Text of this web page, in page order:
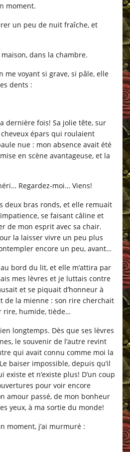
moment.
un peu de nuit fraîche, et
dans la chambre.
me voyant si grave, si pâle, elle
dents :
dernière fois! Sa jolie tête, sur
cheveux épars qui roulaient
nue : mon absence avait été
en scène avantageuse, et la
Regardez-moi… Viens!
deux bras ronds, et elle remuait
se faisant câline et
de mon esprit avec sa chair.
la laisser vivre un peu plus
encore un peu, avant…
au bord du lit, et elle m’attira par
mes lèvres et je luttais contre
et se piquait d’honneur à
de la mienne : son rire cherchait
rire, humide, tiède…
longtemps. Dès que ses lèvres
le souvenir de l’autre revint
qui avait connu comme moi la
baiser impossible, depuis qu’il
existe et n’existe plus! D’un coup
pour voir encore
amour passé, de mon bonheur
yeux, à ma sortie du monde!
moment, j’ai murmuré :